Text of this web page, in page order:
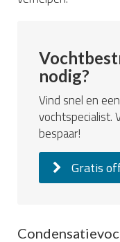
nodig?
Vind snel en
vochtspecialist.
bespaar!
Gratis